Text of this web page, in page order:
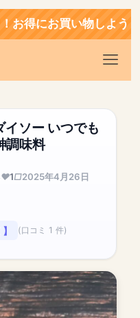
お買い物しよう！
ソー いつでも
調味料
1 2025年4月26日
(口コミ 1 件)